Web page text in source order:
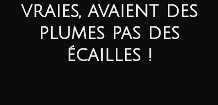
vraies, avaient des
plumes pas des
écailles !